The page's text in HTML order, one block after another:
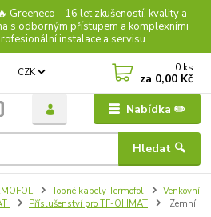
Greeneco - 16 let zkušeností, kvality a
s odborným přístupem a komplexními
instalace a servisu.
Nabídka ✏️
CZK
Hledat 🔍
0 ks
za 0,00 Kč
Topné kabely Termofol
Venkovní
Příslušenství pro TF-OHMAT
Zemní